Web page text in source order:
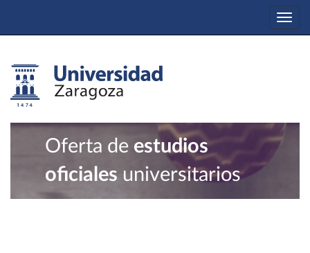
Oferta de estudios
oficiales universitarios